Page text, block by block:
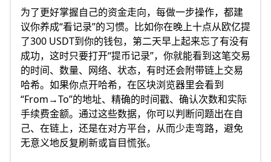
为了更好掌握自己的资金走向，每做一步操作，都建
议你养成“看记录”的习惯。比如你在晚上十点从欧亿提
了300 USDT到你的钱包，第二天早上起来忘了有没有
成功，这时只要打开“提币记录”，你就能看到这笔交易
的时间、数量、网络、状态，有时还会附带链上交易
哈希。如果你点开哈希，在区块浏览器里会看到
“From→To”的地址、精确的时间戳、确认次数和实际
手续费金额。通过这些数据，你可以判断问题出在自
己、在链上，还是在对方平台，从而少走弯路，避免
无意义地反复刷新或盲目慌张。